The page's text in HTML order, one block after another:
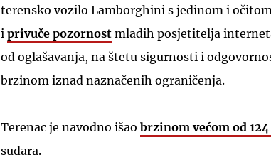
terensko vozilo Lamborghini s jedinom i
i privuče pozornost mladih posjetitelja
od oglašavanja, na štetu sigurnosti i
brzinom iznad naznačenih ograničenja.
Terenac je navodno išao brzinom većom od
sudara.